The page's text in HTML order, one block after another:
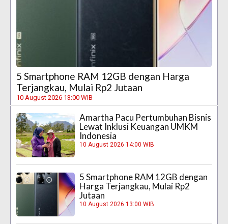
5 Smartphone RAM 12GB dengan Harga
Terjangkau, Mulai Rp2 Jutaan
10 August 2026 13:00 WIB
Amartha Pacu Pertumbuhan Bisnis
Lewat Inklusi Keuangan UMKM
Indonesia
10 August 2026 14:00 WIB
5 Smartphone RAM 12GB dengan
Harga Terjangkau, Mulai Rp2
Jutaan
10 August 2026 13:00 WIB